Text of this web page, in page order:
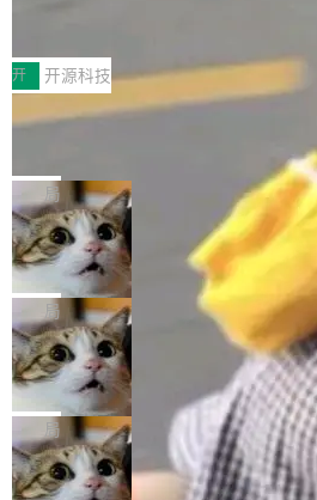
常维护操作，并完整支持 Iceberg V3 格
村国家自主创新示范区会议中心开幕。
由中关村智联软件服务业质量创新联盟
“智构可信·质创未来——AI原生时代的质
式”为主题，直面AI从实验室走向规模
的核心质量命题。会上，《2026智能研
工具选型手册》发布，Testin云测的
nt智能测试系统入选AI测试领域代表产
O而言，这提示了一个转变：AI测试正
工具升级为企业的质量基础设施。 CIO
现实 过去两年，CIO们的焦虑清单上多
一是如何让大模型和智能体应用安全地
向生产，二是如何让测试团队跟得上AI
开 开源科技
让非法状态不可表示：一篇关于 ADT
有一种东西，一旦用过就回不去了。
eev 管它叫"软件设计的基石"。 他说的
鲜——代数数据类型（ADT），尤其是
（sum type）。但他说清楚了一件事：
型系统的学术体操，是日常编码的思维
章从一个简单的例子切入。一个网站的
设置，如果用布尔值 + 可空字段来表
ean 表示是否可切换，nullable 的默认
色方案、深色方案——会产生大量无意
合。方案缺了、配置冲突了、全 null 了
哪些组合有效，作者说，你得靠"文档
者部落知识"。 换个写法。Rust 的
局
Cloudflare 开源内部企业 AI 平台
dflare OS
Cloudflare 发布了一个开源项目
S。如果你只看官方博客，你会觉得这
个"AI 知识库 + 聊天机器人"——每个大
做，没什么新鲜的。 但 Kenton Varda
r 上把事情说清楚了： 今天我们发布了
re OS，一个带连接器的聊天机器人，
有科技公司做的一样。只不过，实际上
样。这是 Sandstorm.io 的重制版，我
局
Deno 团队开源 Celld，可自托管的
布式 Durable Objects
Ryan Dahl 领导的 Deno 团队推出了最
目 Celld，一个能在自己机器上运行
Workers 和 Durable Objects 的守护进
计思路很直接：每个对象是一个独立的
局
鲁大师7月新机性能/流畅/AI榜：